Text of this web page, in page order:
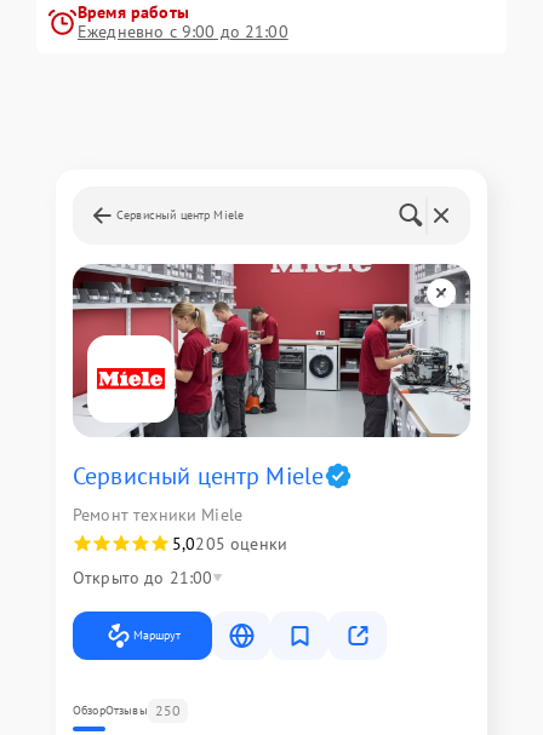
Время работы
Ежедневно с 9:00 до 21:00
Сервисный центр Miele
Сервисный центр Miele
Ремонт техники Miele
5,0205 оценки
Открыто до 21:00
Маршрут
ОбзорОтзывы 250